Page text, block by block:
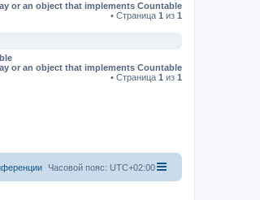
or an object that implements Countable
• Страница 1 из 1
or an object that implements Countable
• Страница 1 из 1
Часовой пояс: UTC+02:00